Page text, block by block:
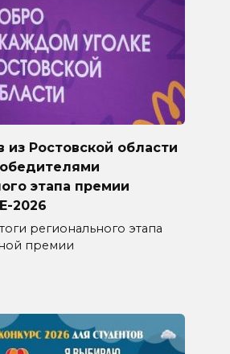
из Ростовской области
этапа премии
2026
регионального этапа
премии